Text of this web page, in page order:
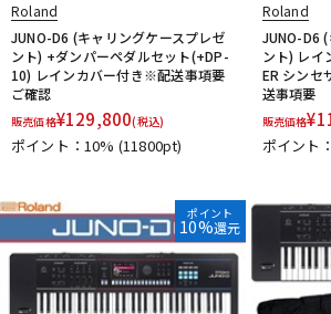
Roland
JUNO-D6 (キャリングケースプレゼ
ント) +ダンパーペダルセット(+DP-
10) レインカバー付き※配送事項要
ご確認
販売価格¥129,800(税込)
ポイント：10% (11800pt)
Roland
JUNO-D6
ント) レイ
ER シンセ
送事項要
販売価格¥
ポイント
ポイント
10%還元